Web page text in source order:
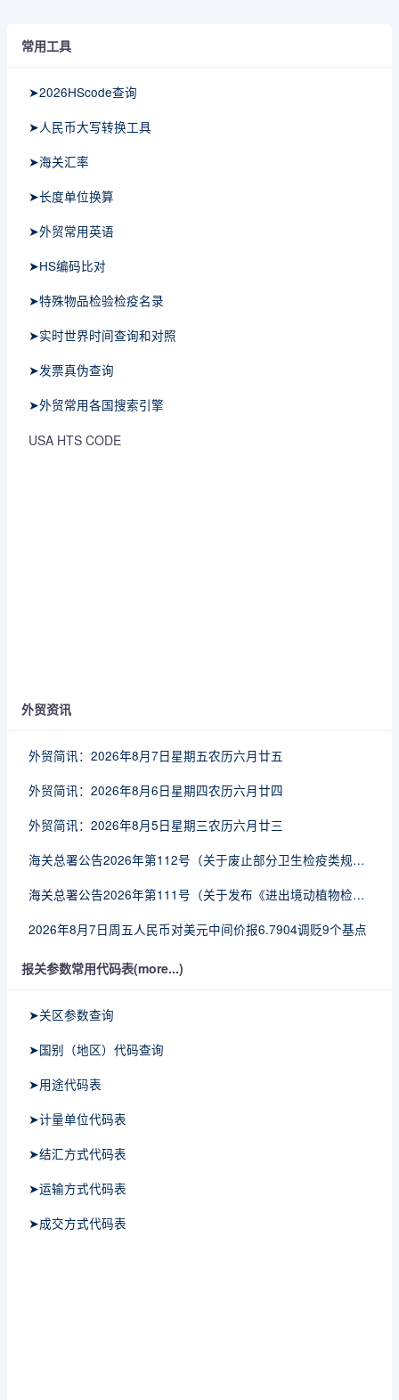
常用工具
➤2026HScode查询
➤人民币大写转换工具
➤海关汇率
➤长度单位换算
➤外贸常用英语
➤HS编码比对
➤特殊物品检验检疫名录
➤实时世界时间查询和对照
➤发票真伪查询
➤外贸常用各国搜索引擎
USA HTS CODE
外贸资讯
外贸简讯：2026年8月7日星期五农历六月廿五
外贸简讯：2026年8月6日星期四农历六月廿四
外贸简讯：2026年8月5日星期三农历六月廿三
海关总署公告2026年第112号（关于废止部分卫生检疫类规范性文件的公告）
海关总署公告2026年第111号（关于发布《进出境动植物检疫处理监督管理工作规定》《进出境卫生处理监督管理工作规定》的公告）
2026年8月7日周五人民币对美元中间价报6.7904调贬9个基点
报关参数常用代码表(more...)
➤关区参数查询
➤国别（地区）代码查询
➤用途代码表
➤计量单位代码表
➤结汇方式代码表
➤运输方式代码表
➤成交方式代码表